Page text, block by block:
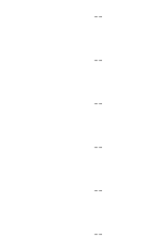
--
--
--
--
--
--